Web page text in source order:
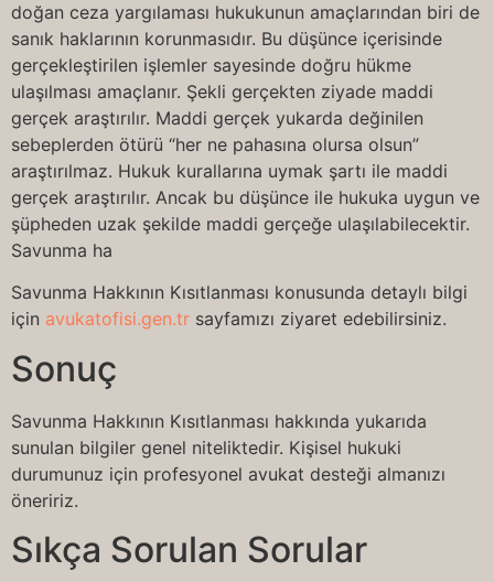
doğan ceza yargılaması hukukunun amaçlarından biri de
sanık haklarının korunmasıdır. Bu düşünce içerisinde
gerçekleştirilen işlemler sayesinde doğru hükme
ulaşılması amaçlanır. Şekli gerçekten ziyade maddi
gerçek araştırılır. Maddi gerçek yukarda değinilen
sebeplerden ötürü “her ne pahasına olursa olsun”
araştırılmaz. Hukuk kurallarına uymak şartı ile maddi
gerçek araştırılır. Ancak bu düşünce ile hukuka uygun ve
şüpheden uzak şekilde maddi gerçeğe ulaşılabilecektir.
Savunma ha
Savunma Hakkının Kısıtlanması konusunda detaylı bilgi
için avukatofisi.gen.tr sayfamızı ziyaret edebilirsiniz.
Sonuç
Savunma Hakkının Kısıtlanması hakkında yukarıda
sunulan bilgiler genel niteliktedir. Kişisel hukuki
durumunuz için profesyonel avukat desteği almanızı
öneririz.
Sıkça Sorulan Sorular